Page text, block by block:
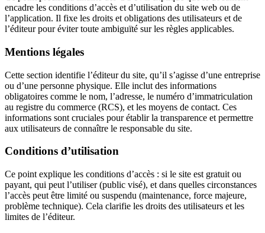
encadre les conditions d’accès et d’utilisation du site web ou de
l’application. Il fixe les droits et obligations des utilisateurs et de
l’éditeur pour éviter toute ambiguïté sur les règles applicables.
Mentions légales
Cette section identifie l’éditeur du site, qu’il s’agisse d’une entreprise
ou d’une personne physique. Elle inclut des informations
obligatoires comme le nom, l’adresse, le numéro d’immatriculation
au registre du commerce (RCS), et les moyens de contact. Ces
informations sont cruciales pour établir la transparence et permettre
aux utilisateurs de connaître le responsable du site.
Conditions d’utilisation
Ce point explique les conditions d’accès : si le site est gratuit ou
payant, qui peut l’utiliser (public visé), et dans quelles circonstances
l’accès peut être limité ou suspendu (maintenance, force majeure,
problème technique). Cela clarifie les droits des utilisateurs et les
limites de l’éditeur.